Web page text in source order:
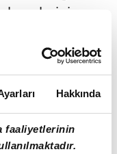
Hakkında
faaliyetlerinin
az
gelmeye
uzun
döneminde